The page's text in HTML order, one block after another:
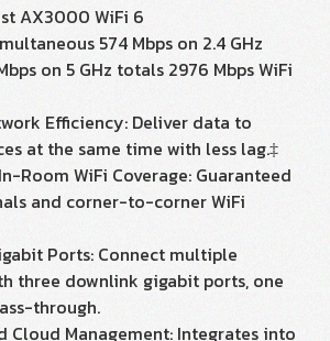
AX3000 WiFi 6
574 Mbps on 2.4 GHz
on 5 GHz totals 2976 Mbps WiFi
Efficiency: Deliver data to
at the same time with less lag.‡
Room WiFi Coverage: Guaranteed
and corner-to-corner WiFi
Ports: Connect multiple
three downlink gigabit ports, one
through.
Cloud Management: Integrates into